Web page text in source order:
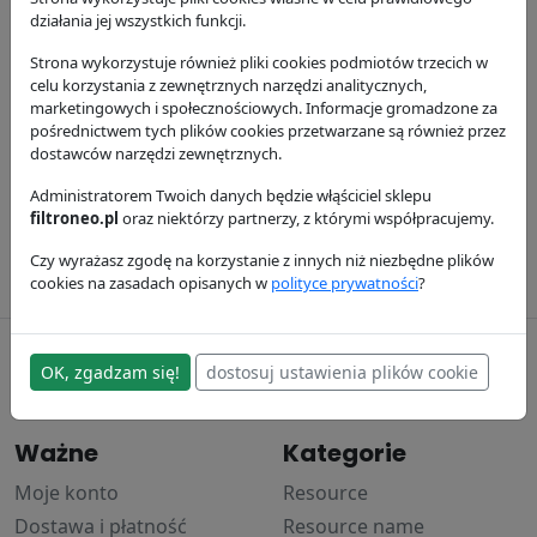
P502433
Donaldson
63.01 zł
Filtr paliwa
P551434
Donaldson
92.48 zł
filtroneo.pl
Ważne
Moje konto
Dostawa i płatność
Kategorie
Resource
Resource name
działania jej wszystkich funkcji.
Strona wykorzystuje również pliki cookies podmiotów trzecich w
celu korzystania z zewnętrznych narzędzi analitycznych,
marketingowych i społecznościowych. Informacje gromadzone za
pośrednictwem tych plików cookies przetwarzane są również przez
dostawców narzędzi zewnętrznych.
Administratorem Twoich danych będzie włąściciel sklepu
filtroneo.pl oraz niektórzy partnerzy, z którymi współpracujemy.
Czy wyrażasz zgodę na korzystanie z innych niż niezbędne plików
cookies na zasadach opisanych w polityce prywatności?
OK, zgadzam się! dostosuj ustawienia plików cookie